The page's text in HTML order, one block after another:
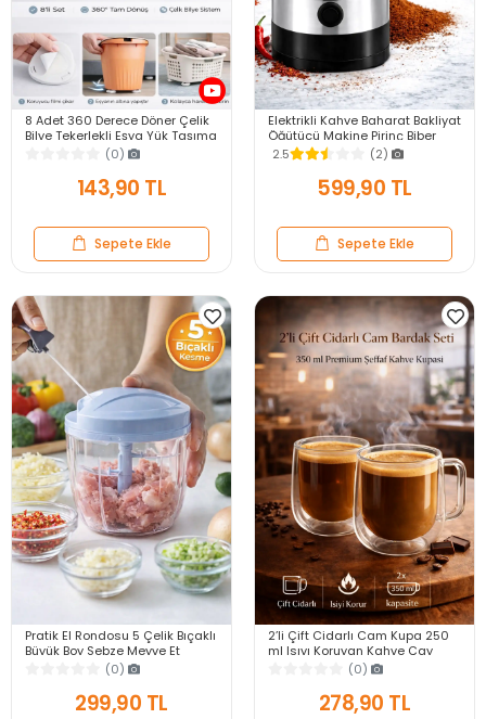
8 Adet 360 Derece Döner Çelik
Bilye Tekerlekli Eşya Yük Taşıma
Yapışkanlı Eşya Kaydırma
(0)
143,90 TL
Sepete Ekle
Elektrikli Kahve Baharat Bakliyat
Öğütücü Makine Pirinç Biber
Tahıl Öğütücü Değirmen Gıda
Öğütücü
2.5 (2)
599,90 TL
Sepete Ekle
Pratik El Rondosu 5 Çelik Bıçaklı
Büyük Boy Sebze Meyve Et
Soğan Doğrayıcı Blender Rende
(0)
299,90 TL
2’li Çift Cidarlı Cam Kupa 250
ml Isıyı Koruyan Kahve Çay
Fincanı Kulplu Espresso Cam
(0)
278,90 TL